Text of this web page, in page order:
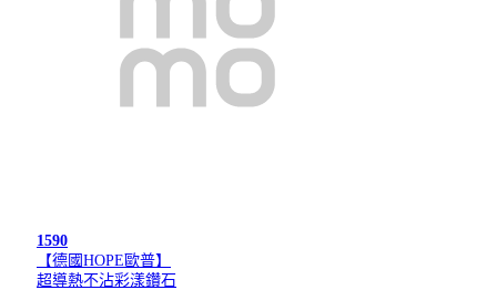
1590
【德國HOPE歐普】
超導熱不沾彩漾鑽石